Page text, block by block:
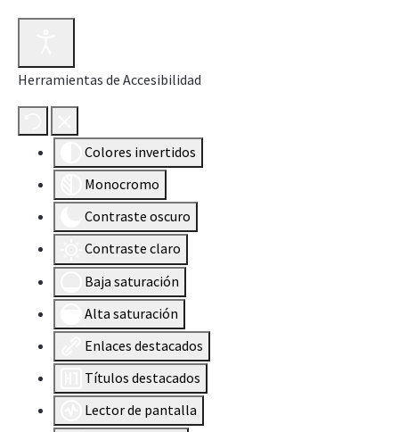
Herramientas de Accesibilidad
Colores invertidos
Monocromo
Contraste oscuro
Contraste claro
Baja saturación
Alta saturación
Enlaces destacados
Títulos destacados
Lector de pantalla